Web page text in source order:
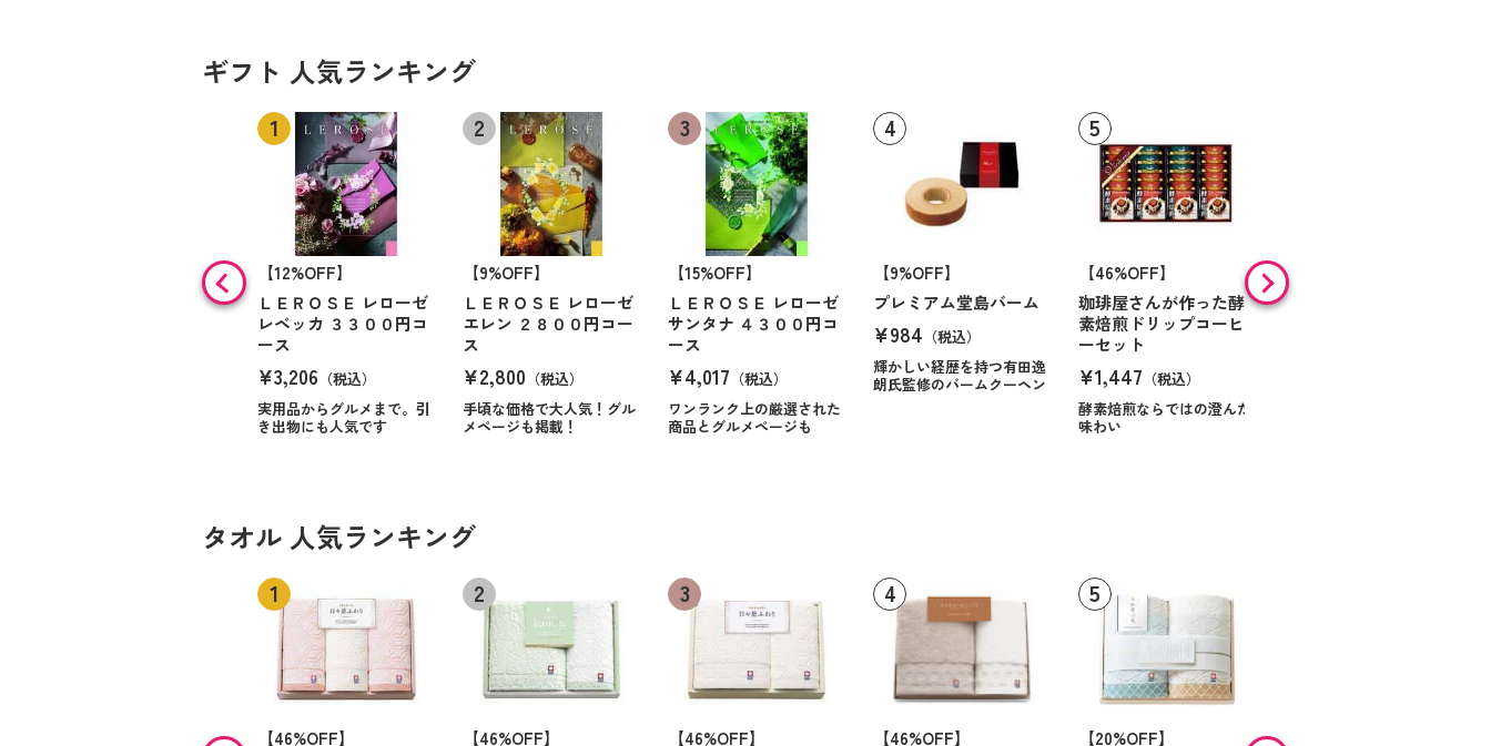
ギフト 人気ランキング
【12%OFF】
ＬＥＲＯＳＥ レローゼ
レベッカ ３３００円コ
ース
¥3,206 （税込）
実用品からグルメまで。引
き出物にも人気です
【9%OFF】
ＬＥＲＯＳＥ レローゼ
エレン ２８００円コー
ス
¥2,800 （税込）
手頃な価格で大人気！グル
メページも掲載！
【15%OFF】
ＬＥＲＯＳＥ レローゼ
サンタナ ４３００円コ
ース
¥4,017 （税込）
ワンランク上の厳選された
商品とグルメページも
【9%OFF】
プレミアム堂島バーム
¥984 （税込）
輝かしい経歴を持つ有田逸
朗氏監修のバームクーヘン
【46%OFF】
珈琲屋さんが作った酵
素焙煎ドリップコーヒ
ーセット
¥1,447 （税込）
酵素焙煎ならではの澄んだ
味わい
【9%OFF】
アラン・ド・パリ ショ
タオル 人気ランキング
【46%OFF】
【46%OFF】
【46%OFF】
【46%OFF】
【20%OFF】